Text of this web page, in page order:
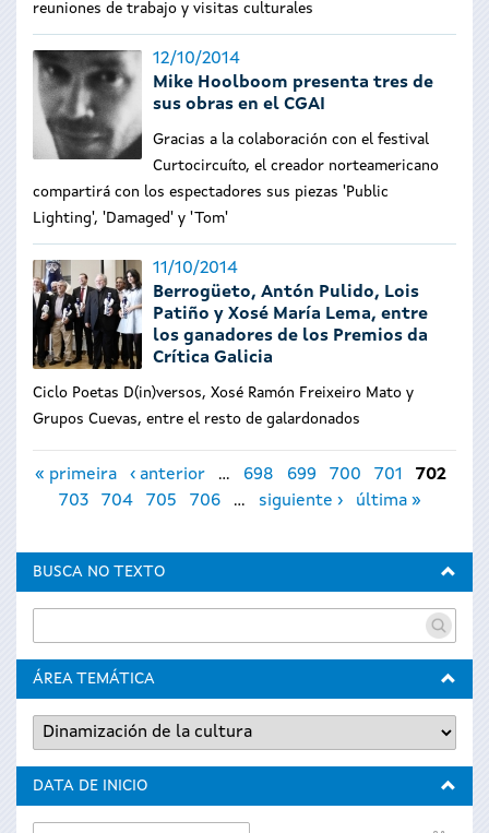
reuniones de trabajo y visitas culturales
12/10/2014
Mike Hoolboom presenta tres de
sus obras en el CGAI
Gracias a la colaboración con el festival
Curtocircuíto, el creador norteamericano
compartirá con los espectadores sus piezas 'Public
Lighting', 'Damaged' y 'Tom'
11/10/2014
Berrogüeto, Antón Pulido, Lois
Patiño y Xosé María Lema, entre
los ganadores de los Premios da
Crítica Galicia
Ciclo Poetas D(in)versos, Xosé Ramón Freixeiro Mato y
Grupos Cuevas, entre el resto de galardonados
Páginas
« primeira ‹ anterior … 698 699 700 701
702
703
704 705 706 … siguiente › última »
BUSCA NO TEXTO
ÁREA TEMÁTICA
DATA DE INICIO